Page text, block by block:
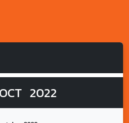
OCT 2022